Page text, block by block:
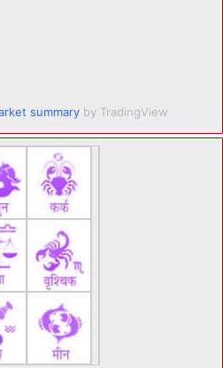
summary by TradingView